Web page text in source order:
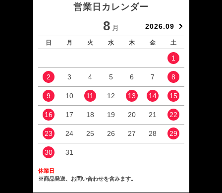
営業日カレンダー
8 月 2026.09
日 月 火 水 木 金 土
1
2 3 4 5 6 7 8
9 10 11 12 13 14 15
16 17 18 19 20 21 22
23 24 25 26 27 28 29
30 31
休業日
※商品発送、お問い合わせを含みます。